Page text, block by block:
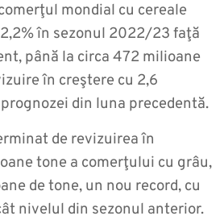
mondial cu cereale
în sezonul 2022/23 faţă
până la circa 472 milioane
în creştere cu 2,6
din luna precedentă.
de revizuirea în
tone a comerţului cu grâu,
de tone, un nou record, cu
nivelul din sezonul anterior.